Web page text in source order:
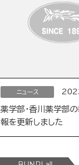
ニュース
薬学部・香川薬学部
報を更新しました